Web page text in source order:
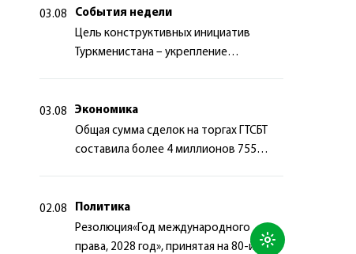
03.08
События недели
Цель конструктивных инициатив
Туркменистана – укрепление
03.08
Экономика
Общая сумма сделок на торгах ГТСБТ
составила более 4 миллионов 755
02.08
Политика
Резолюция«Год международного
права, 2028 год», принятая на 80-й